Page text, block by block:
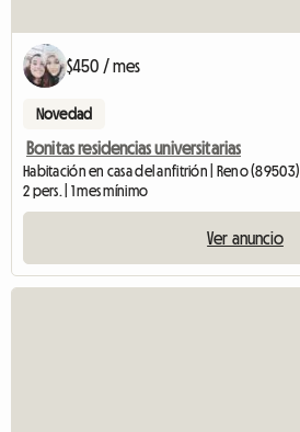
$450 / mes
Novedad
Bonitas residencias universitarias
Habitación en casa del anfitrión | Reno (89503)
2 pers. | 1 mes mínimo
Ver anuncio